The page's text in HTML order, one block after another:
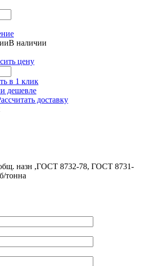
В наличии
цену
в 1 клик
дешевле
доставку
назн ,ГОСТ 8732-78, ГОСТ 8731-
тонна